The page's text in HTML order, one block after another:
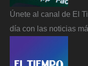
Únete al canal de El
día con las noticias